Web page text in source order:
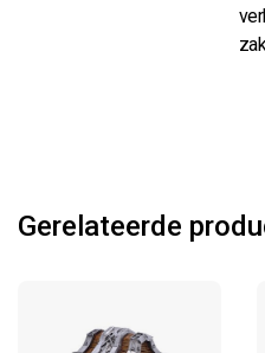
Gerelateerde